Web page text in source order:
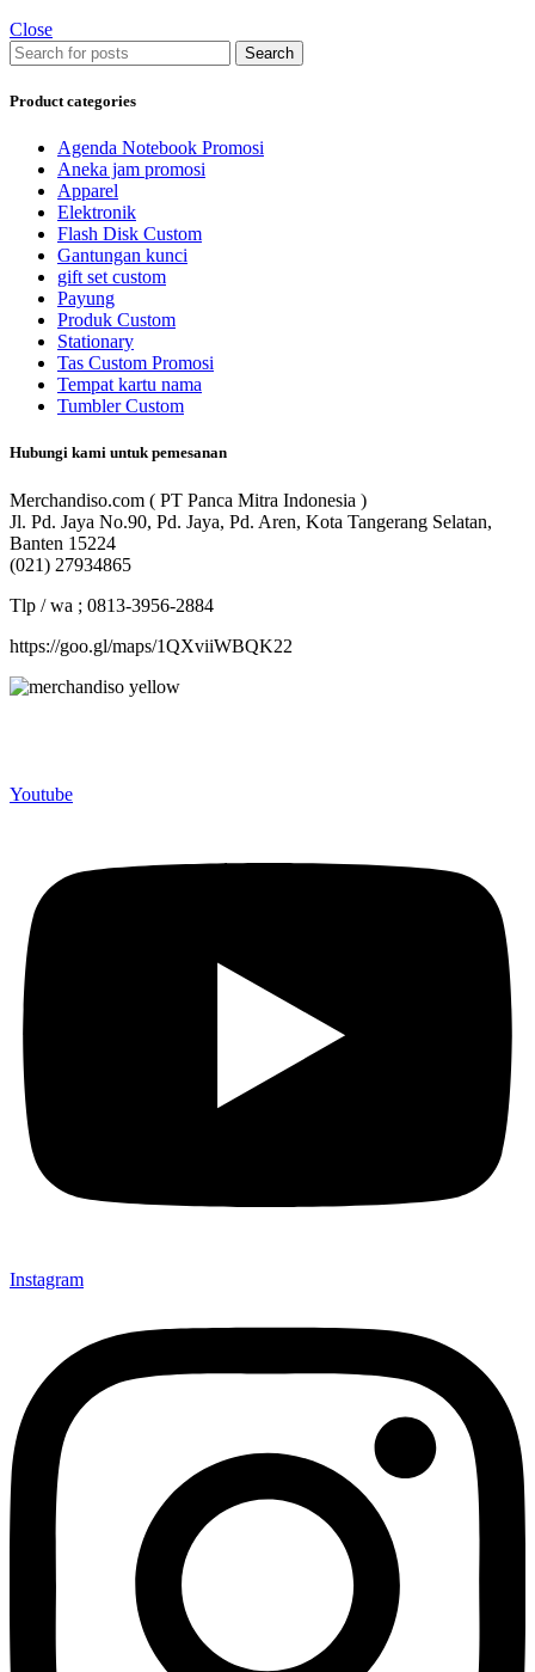
Close
Search
Product categories
Agenda Notebook Promosi
Aneka jam promosi
Apparel
Elektronik
Flash Disk Custom
Gantungan kunci
gift set custom
Payung
Produk Custom
Stationary
Tas Custom Promosi
Tempat kartu nama
Tumbler Custom
Hubungi kami untuk pemesanan
Merchandiso.com ( PT Panca Mitra Indonesia )
Jl. Pd. Jaya No.90, Pd. Jaya, Pd. Aren, Kota Tangerang Selatan,
Banten 15224
(021) 27934865
Tlp / wa ; 0813-3956-2884
https://goo.gl/maps/1QXviiWBQK22
Youtube
Instagram